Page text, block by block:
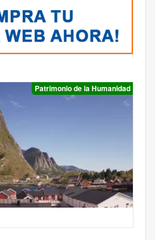
Patrimonio de la Humanidad